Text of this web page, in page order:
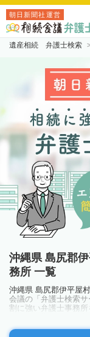
朝日新聞社運営
遺産相続 弁護士検索
沖縄県 島尻郡
務所 一覧
沖縄県 島尻郡伊平屋
会議の「弁護士検索
割に強い弁護士事務
お悩みを抱えている